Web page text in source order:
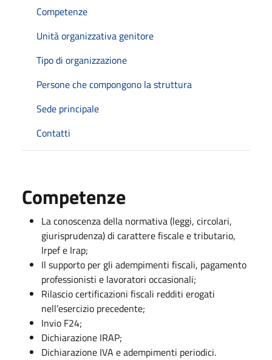
Competenze
Unità organizzativa genitore
Tipo di organizzazione
Persone che compongono la struttura
Sede principale
Contatti
Competenze
La conoscenza della normativa (leggi, circolari,
giurisprudenza) di carattere fiscale e tributario,
Irpef e Irap;
Il supporto per gli adempimenti fiscali, pagamento
professionisti e lavoratori occasionali;
Rilascio certificazioni fiscali redditi erogati
nell’esercizio precedente;
Invio F24;
Dichiarazione IRAP;
Dichiarazione IVA e adempimenti periodici.